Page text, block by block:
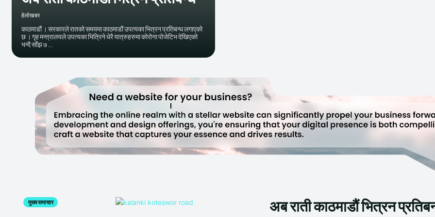
हेलाेखबर
काठमाडौं । सरकारले रातको समयमा काठमाडौं उपत्यका भित्रन प्रतिबन्ध लगाएको
छ । गृह मन्त्रालयले उपत्यका भित्रिने धेरै यात्रुहरुमा कोरोना पोजेटिभ देखिएको
भन्दै साँझ ७...
मुख्य समाचार अब राती काठमाडौं भित्रन